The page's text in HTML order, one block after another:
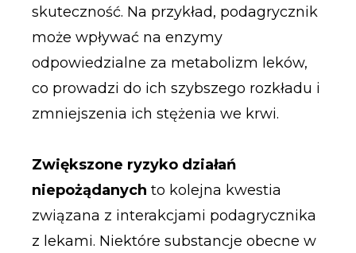
skuteczność. Na przykład, podagrycznik
może wpływać na enzymy
odpowiedzialne za metabolizm leków,
co prowadzi do ich szybszego rozkładu i
zmniejszenia ich stężenia we krwi.
Zwiększone ryzyko działań
niepożądanych to kolejna kwestia
związana z interakcjami podagrycznika
z lekami. Niektóre substancje obecne w